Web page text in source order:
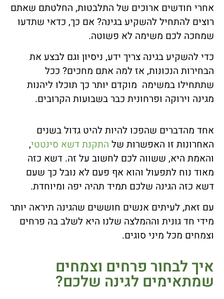
אחרי חודשים ארוכים של התלבטות, החלטתם שאתם
רוצים להתחיל להשקיע בגינה? אם כך, כדאי שתדעו
שמחכה לכם משימה לא פשוטה.
כדי להשקיע בגינה צריך ידע, ניסיון וגם לבצע את
הבחירות הנכונות, אז למה אתם מחכים? ככל
שתתחילו במשימה מוקדם יותר כך תוכלו ליהנות
מגינה וירוקה ופרחונית כבר בשבועות הקרובים.
אחד מהדברים שהפכו להיות להיט גדול בשנים
האחרונות זו האפשרות של התקנת דשא סינטטי,
והאמת היא, ששווה לכם לחשוב על זה. דשא כזה
מאוד נוח לתפעול והוא אף פעם לא נובל כך שעם
דשא כזה הגינה שלכם תמיד תהיה יפה ומיוחדת.
עם זאת, לעיתים אנשים חוששים שהגינה תיראה יותר
מידי חד גונית וההמלצה שלנו היא לשלב בה פרחים
וצמחים מכל מיני סוגים.
איך לבחור פרחים וצמחים
שמתאימים לגינה שלכם?